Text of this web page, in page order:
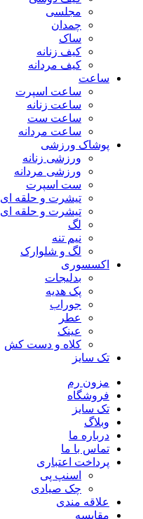
مجلسی
چمدان
ساک
کیف زنانه
کیف مردانه
ساعت
ساعت اسپرت
ساعت زنانه
ساعت ست
ساعت مردانه
پوشاک ورزشی
ورزشی زنانه
ورزشی مردانه
ست اسپرت
تیشرت و حلقه ای
تیشرت و حلقه ای
لگ
نیم تنه
لگ و شلوارک
اکسسوری
بدلیجات
پک هدیه
جوراب
عطر
عینک
کلاه و دست کش
تک سایز
مزون رم
فروشگاه
تک سایز
وبلاگ
درباره ما
تماس با ما
پرداخت اعتباری
اسنپ پی
چک صیادی
علاقه مندی
مقايسه